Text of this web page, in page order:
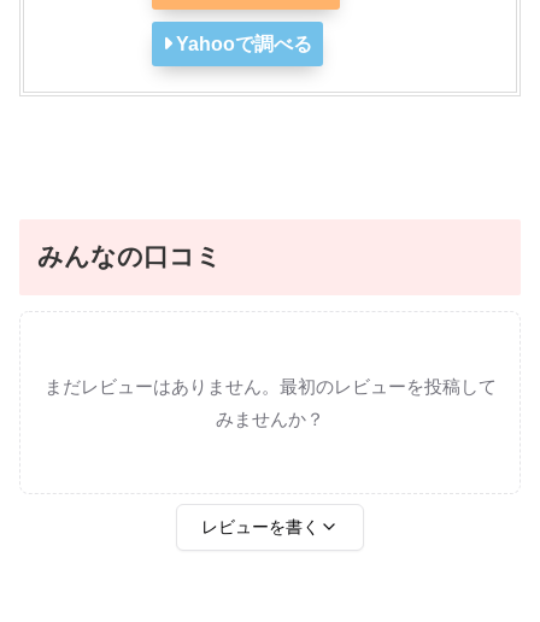
Yahooで調べる
みんなの口コミ
まだレビューはありません。最初のレビューを投稿して
みませんか？
レビューを書く